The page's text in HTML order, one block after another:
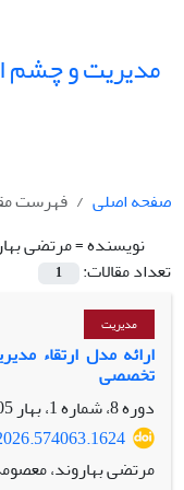
مدیریت و چشم
صفحه اصلی
فهرست
نویسنده =مرتضی
تعداد مقالات:
1
مدیریت
ارائه مدل ارتقاء
تخصصی
دوره 8، شماره 1، بهار 1405، صفحه
مرتضی بهاروند،